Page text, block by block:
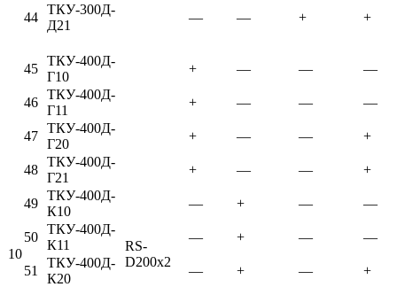
44
ТКУ-300Д-
Д21
— — + +
10
45
ТКУ-400Д-
Г10
RS-
D200x2
+ — — —
46
ТКУ-400Д-
Г11
+ — — —
47
ТКУ-400Д-
Г20
+ — — +
48
ТКУ-400Д-
Г21
+ — — +
49
ТКУ-400Д-
К10
— + — —
50
ТКУ-400Д-
К11
— + — —
51
ТКУ-400Д-
К20
— + — +